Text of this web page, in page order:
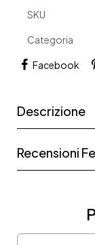
SKU
Categoria
Facebook
Descrizione
Recensioni